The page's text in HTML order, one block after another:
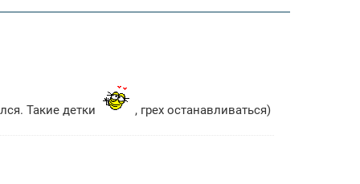
Такие детки , грех останавливаться)